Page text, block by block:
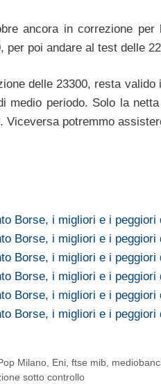
ancora in correzione
per poi andare al test delle
delle 23300, resta
medio periodo. Solo la
Viceversa potremmo
Borse, i migliori e i
Borse, i migliori e i
Borse, i migliori e i
Borse, i migliori e i
Borse, i migliori e i
Borse, i migliori e i
Milano Eni ,ftse mib
sotto controllo